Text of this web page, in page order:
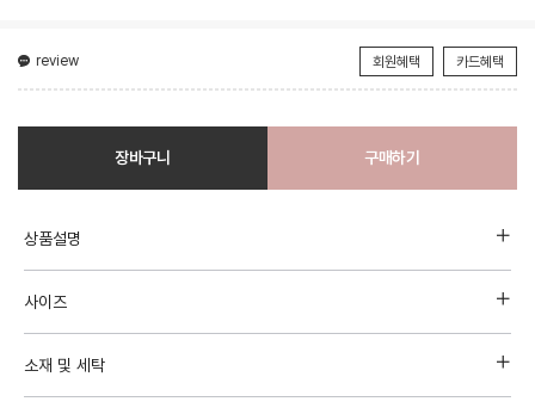
review 회원혜택 카드혜택
장바구니 구매하기
상품설명
사이즈
소재 및 세탁